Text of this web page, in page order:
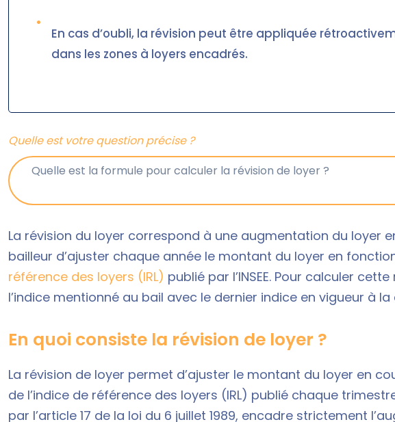
•
En cas d’oubli, la révision peut être appliquée
dans les zones à loyers encadrés.
Quelle est votre question précise ?
La révision du loyer correspond à une augmentation du loyer
bailleur d’ajuster chaque année le montant du loyer en
référence des loyers (IRL) publié par l’INSEE. Pour calculer
l’indice mentionné au bail avec le dernier indice en vigueur à la
En quoi consiste la révision de loyer ?
La révision de loyer permet d’ajuster le montant du loyer en
de l’indice de référence des loyers (IRL) publié chaque trimestre
par l’article 17 de la loi du 6 juillet 1989, encadre strictement